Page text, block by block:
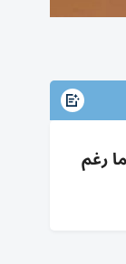
عوائد مع فائدة 5% لتأخرهما رغم